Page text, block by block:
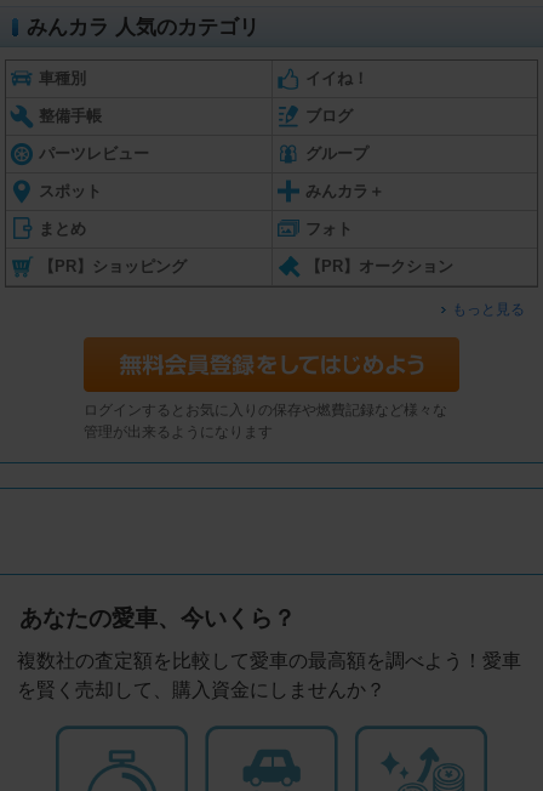
みんカラ 人気のカテゴリ
車種別 イイね！
整備手帳 ブログ
パーツレビュー グループ
スポット みんカラ＋
まとめ フォト
【PR】ショッピング 【PR】オークション
もっと見る
ログインするとお気に入りの保存や燃費記録など様々な
管理が出来るようになります
あなたの愛車、今いくら？
複数社の査定額を比較して愛車の最高額を調べよう！愛車
を賢く売却して、購入資金にしませんか？